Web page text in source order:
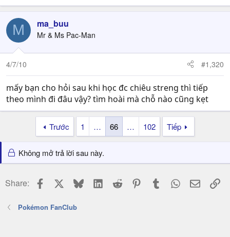
M ma_buu
Mr & Ms Pac-Man
4/7/10 #1,320
mấy bạn cho hỏi sau khi học đc chiêu streng thì tiếp
theo mình đi đâu vậy? tìm hoài mà chỗ nào cũng kẹt
Trước 1 … 66 … 102 Tiếp
Không mở trả lời sau này.
Share: Facebook BlueskyLinkedIn
Reddit PinterestTumblr WhatsApp
Email
Pokémon FanClub